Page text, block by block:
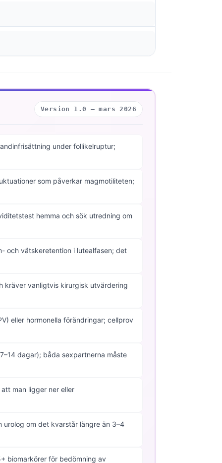
Version 1.0 — mars 2026
under follikelruptur;
som påverkar magmotiliteten;
hemma och sök utredning om
och vätskeretention i lutealfasen; det
kräver vanligtvis kirurgisk utvärdering
eller hormonella förändringar; cellprov
dagar); båda sexpartnerna måste
man ligger ner eller
om det kvarstår längre än 3–4
biomarkörer för bedömning av